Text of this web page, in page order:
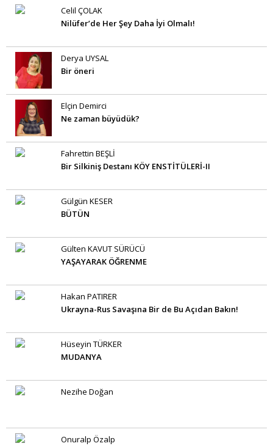
Celil ÇOLAK
Nilüfer’de Her Şey Daha İyi Olmalı!
Derya UYSAL
Bir öneri
Elçin Demirci
Ne zaman büyüdük?
Fahrettin BEŞLİ
Bir Silkiniş Destanı KÖY ENSTİTÜLERİ-II
Gülgün KESER
BÜTÜN
Gülten KAVUT SÜRÜCÜ
YAŞAYARAK ÖĞRENME
Hakan PATIRER
Ukrayna-Rus Savaşına Bir de Bu Açıdan Bakın!
Hüseyin TÜRKER
MUDANYA
Nezihe Doğan
Onuralp Özalp